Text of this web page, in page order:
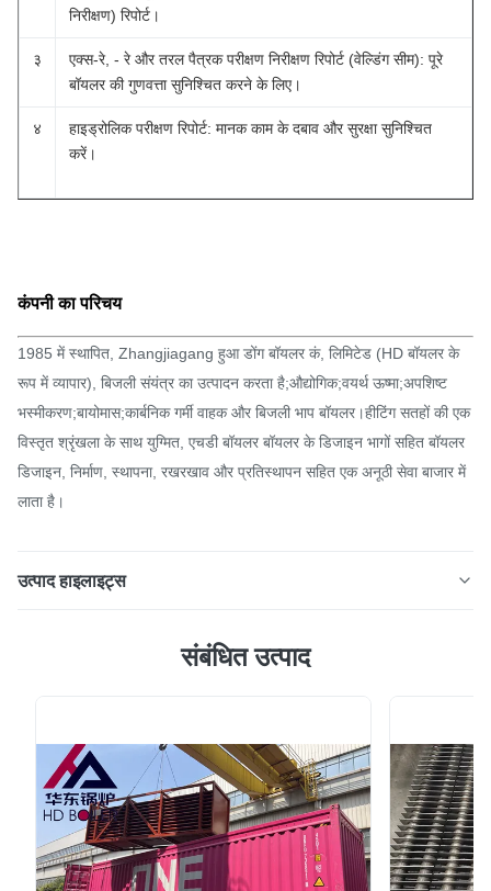
निरीक्षण) रिपोर्ट।
३
एक्स-रे, - रे और तरल पैत्रक परीक्षण निरीक्षण रिपोर्ट (वेल्डिंग सीम): पूरे
बॉयलर की गुणवत्ता सुनिश्चित करने के लिए।
४
हाइड्रोलिक परीक्षण रिपोर्ट: मानक काम के दबाव और सुरक्षा सुनिश्चित
करें।
कंपनी का परिचय
1985 में स्थापित, Zhangjiagang हुआ डोंग बॉयलर कं, लिमिटेड (HD बॉयलर के
रूप में व्यापार), बिजली संयंत्र का उत्पादन करता है;औद्योगिक;वयर्थ ऊष्मा;अपशिष्ट
भस्मीकरण;बायोमास;कार्बनिक गर्मी वाहक और बिजली भाप बॉयलर।हीटिंग सतहों की एक
विस्तृत श्रृंखला के साथ युग्मित, एचडी बॉयलर बॉयलर के डिजाइन भागों सहित बॉयलर
डिजाइन, निर्माण, स्थापना, रखरखाव और प्रतिस्थापन सहित एक अनूठी सेवा बाजार में
लाता है।
उत्पाद हाइलाइट्स
ट्रांसफर विशेषताएं 1. उपकरण शरीर को कई मॉड्यूल में डिज़ाइन किया जा
क्षेत्र को बढ़ा सकती है 3. गर्मी हस्...
संबंधित उत्पाद